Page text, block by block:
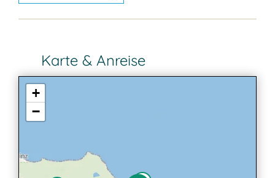
Karte & Anreise
+
−